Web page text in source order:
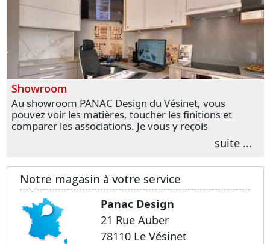
Showroom
Au showroom PANAC Design du Vésinet, vous
pouvez voir les matières, toucher les finitions et
comparer les associations. Je vous y reçois
personnellement pour parler de votre projet et
transformer vos premières idées en choix plussuite ...
Notre magasin à votre service
Panac Design
21 Rue Auber
78110 Le Vésinet